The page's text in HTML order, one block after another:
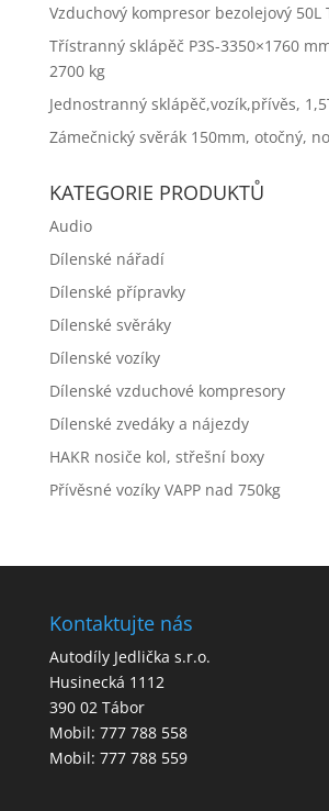
Vzduchový kompresor bezolejový 50L
Třístranný sklápěč P3S-3350×1760
2700 kg
Jednostranný sklápěč,vozík,přívěs,
Zámečnický svěrák 150mm, otočný,
KATEGORIE PRODUKTŮ
Audio
Dílenské nářadí
Dílenské přípravky
Dílenské svěráky
Dílenské vozíky
Dílenské vzduchové kompresory
Dílenské zvedáky a nájezdy
HAKR nosiče kol, střešní boxy
Přívěsné vozíky VAPP nad 750kg
Kontaktujte nás
Autodíly Jedlička s.r.o.
Husinecká 1112
390 02 Tábor
Mobil: 777 788 558
Mobil: 777 788 559